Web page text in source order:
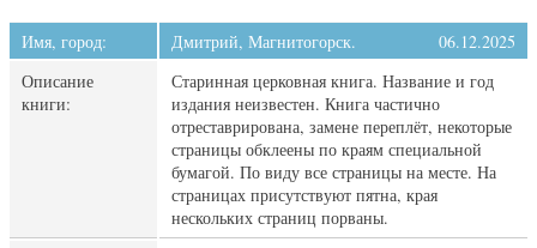
Имя, город: Дмитрий, Магнитогорск.
06.12.2025
Описание
книги:
Старинная церковная книга. Название и год
издания неизвестен. Книга частично
отреставрирована, замене переплёт, некоторые
страницы обклеены по краям специальной
бумагой. По виду все страницы на месте. На
страницах присутствуют пятна, края
нескольких страниц порваны.